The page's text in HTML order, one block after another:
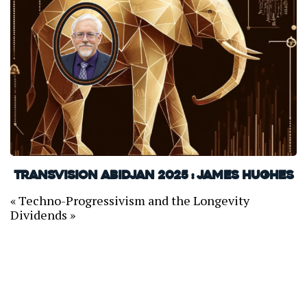
TransVision Abidjan 2025 : James Hughes
« Techno-Progressivism and the Longevity
Dividends »